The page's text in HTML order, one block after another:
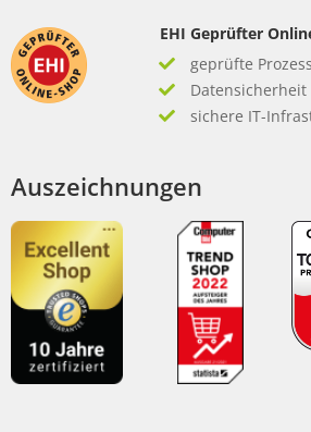
EHI Geprüfter
geprüfte
Datensicherheit
sichere IT-
Auszeichnungen